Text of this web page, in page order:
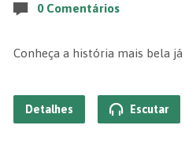
0 Comentários
Conheça a história mais bela já
Detalhes Escutar